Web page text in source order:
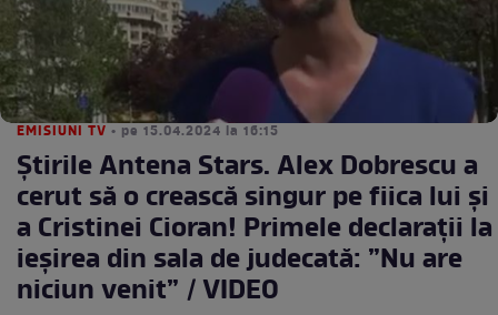
EMISIUNI TV • pe 15.04.2024 la 16:15
Știrile Antena Stars. Alex Dobrescu a
cerut să o crească singur pe fiica lui și
a Cristinei Cioran! Primele declarații la
ieșirea din sala de judecată: ”Nu are
niciun venit” / VIDEO